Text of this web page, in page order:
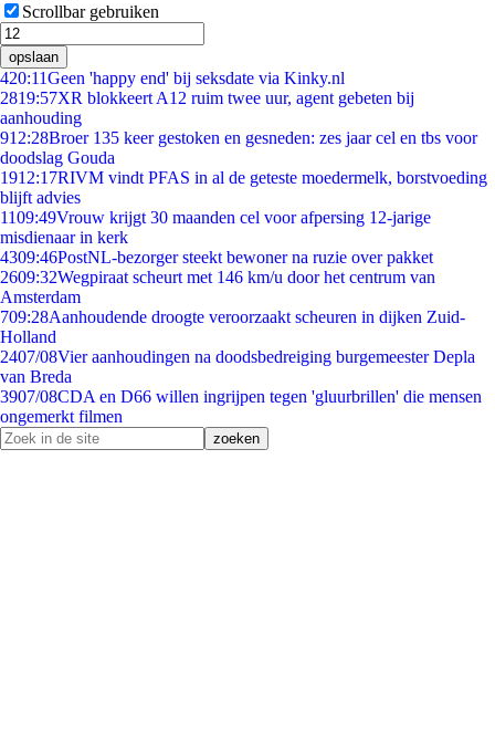
Scrollbar gebruiken
opslaan
420:11Geen 'happy end' bij seksdate via Kinky.nl
2819:57XR blokkeert A12 ruim twee uur, agent gebeten bij
aanhouding
912:28Broer 135 keer gestoken en gesneden: zes jaar cel en tbs voor
doodslag Gouda
1912:17RIVM vindt PFAS in al de geteste moedermelk, borstvoeding
blijft advies
1109:49Vrouw krijgt 30 maanden cel voor afpersing 12-jarige
misdienaar in kerk
4309:46PostNL-bezorger steekt bewoner na ruzie over pakket
2609:32Wegpiraat scheurt met 146 km/u door het centrum van
Amsterdam
709:28Aanhoudende droogte veroorzaakt scheuren in dijken Zuid-
Holland
2407/08Vier aanhoudingen na doodsbedreiging burgemeester Depla
van Breda
3907/08CDA en D66 willen ingrijpen tegen 'gluurbrillen' die mensen
ongemerkt filmen